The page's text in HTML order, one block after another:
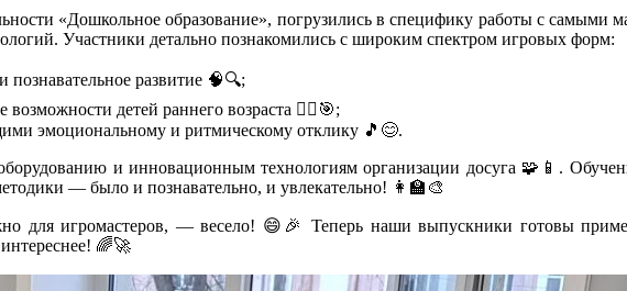
«Дошкольное образование», погрузились в специфику работы с
Участники детально познакомились с широким спектром игровых форм:
развитие 🧠🔍;
детей раннего возраста 🏃‍♂️🎯;
эмоциональному и ритмическому отклику 🎵😊.
и инновационным технологиям организации досуга 🧩📱.
— было и познавательно, и увлекательно! 👩‍🏫🎨
для игромастеров, — весело! 😄🎉 Теперь наши выпускники готовы
🌈🚀